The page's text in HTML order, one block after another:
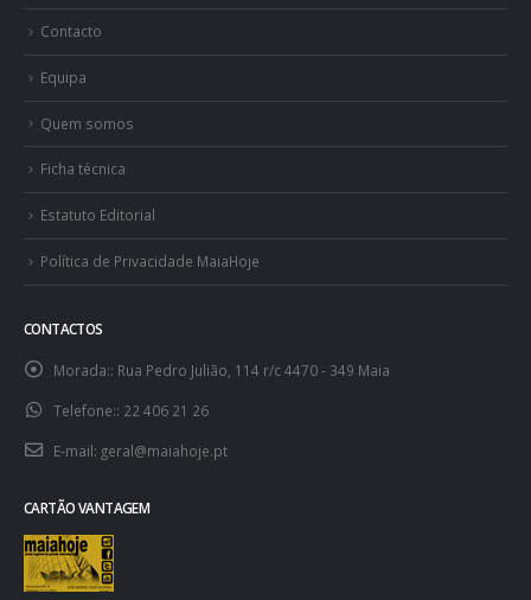
Contacto
Equipa
Quem somos
Ficha técnica
Estatuto Editorial
Política de Privacidade MaiaHoje
CONTACTOS
Morada:: Rua Pedro Julião, 114 r/c 4470 - 349 Maia
Telefone:: 22 406 21 26
E-mail: geral@maiahoje.pt
CARTÃO VANTAGEM